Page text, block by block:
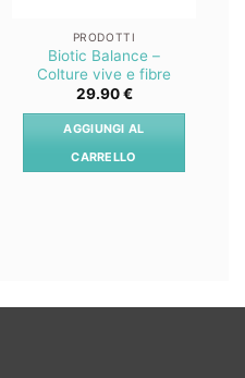
PRODOTTI
Biotic Balance –
Colture vive e fibre
29.90€
AGGIUNGI AL
CARRELLO